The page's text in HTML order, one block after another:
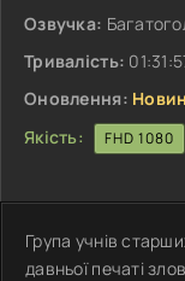
Озвучка:
Тривалість:
Оновлення:
Якість:
FHD 1080
Група учнів
давньої печаті